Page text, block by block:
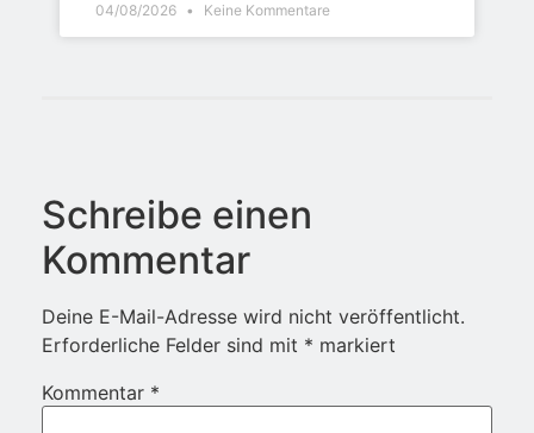
04/08/2026 Keine Kommentare
Schreibe einen
Kommentar
Deine E-Mail-Adresse wird nicht veröffentlicht.
Erforderliche Felder sind mit * markiert
Kommentar *